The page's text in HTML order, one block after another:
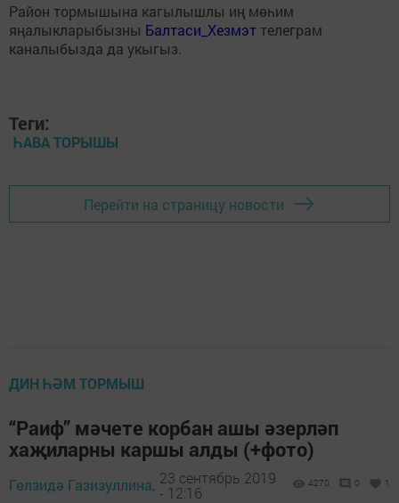
Район тормышына кагылышлы иң мөһим
яңалыкларыбызны Балтаси_Хезмэт телеграм
каналыбызда да укыгыз.
Теги:
ҺАВА ТОРЫШЫ
Перейти на страницу новости
ДИН ҺӘМ ТОРМЫШ
“Раиф” мәчете корбан ашы әзерләп
хаҗиларны каршы алды (+фото)
Гөлзидә Газизуллина, 23 сентябрь 2019
- 12:16
4270 0 1